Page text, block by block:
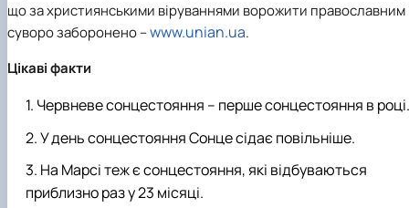
що за християнськими віруваннями ворожити православним
суворо заборонено –www.unian.ua.
Цікаві факти
Червневе сонцестояння – перше сонцестояння в році.
У день сонцестояння Сонце сідає повільніше.
На Марсі теж є сонцестояння, які відбуваються
приблизно раз у 23 місяці.